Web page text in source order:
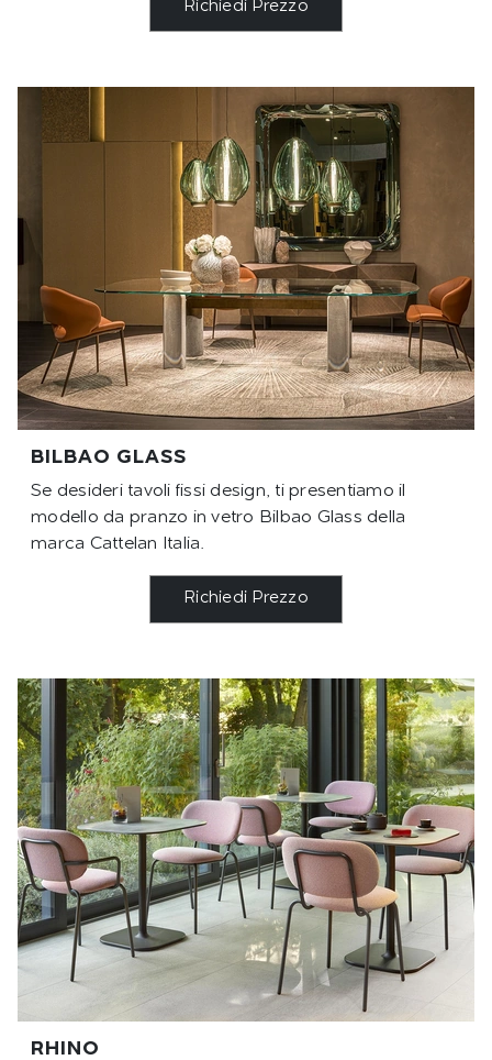
Richiedi Prezzo
BILBAO GLASS
Se desideri tavoli fissi design, ti presentiamo il
modello da pranzo in vetro Bilbao Glass della
marca Cattelan Italia.
Richiedi Prezzo
RHINO